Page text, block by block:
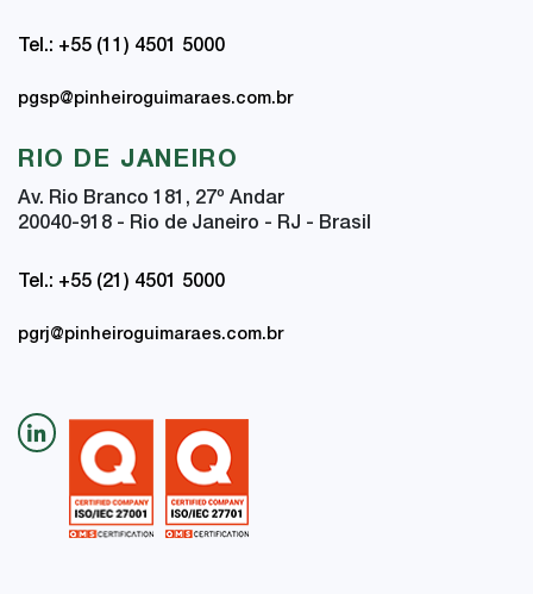
Tel.: +55 (11) 4501 5000
pgsp@pinheiroguimaraes.com.br
RIO DE JANEIRO
Av. Rio Branco 181, 27º Andar
20040-918 - Rio de Janeiro - RJ - Brasil
Tel.: +55 (21) 4501 5000
pgrj@pinheiroguimaraes.com.br